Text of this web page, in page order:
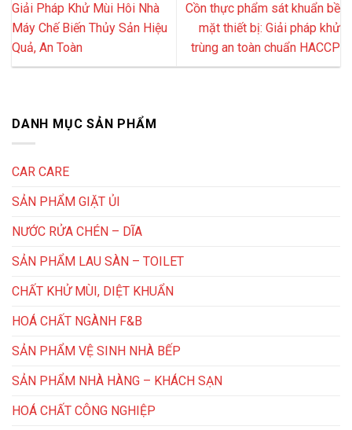
Giải Pháp Khử Mùi Hôi Nhà
Máy Chế Biến Thủy Sản Hiệu
Quả, An Toàn
Cồn thực phẩm sát khuẩn bề
mặt thiết bị: Giải pháp khử
trùng an toàn chuẩn HACCP
DANH MỤC SẢN PHẨM
CAR CARE
SẢN PHẨM GIẶT ỦI
NƯỚC RỬA CHÉN – DĨA
SẢN PHẨM LAU SÀN – TOILET
CHẤT KHỬ MÙI, DIỆT KHUẨN
HOÁ CHẤT NGÀNH F&B
SẢN PHẨM VỆ SINH NHÀ BẾP
SẢN PHẨM NHÀ HÀNG – KHÁCH SẠN
HOÁ CHẤT CÔNG NGHIỆP